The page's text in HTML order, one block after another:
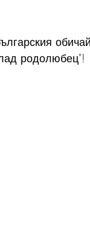
родолюбец"!